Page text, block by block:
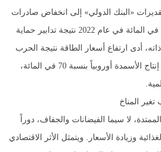
تقديرات «البنك الدولي» إلى انخفاض صادرات
الصين من الأسمدة بنسبة 50 في المائة في عام 2022 نتيجة تدابير حماية
أدى ارتفاع أسعار الطاقة نتيجة الحرب
في أوكرانيا إلى انخفاض في إنتاج الأسمدة أوروبياً بنسبة 70 في المائة،
المناخ
لا سيما الفيضانات والجفاف، دوراً
وزيادة الأسعار. ويتمثل الأثر الاقتصادي